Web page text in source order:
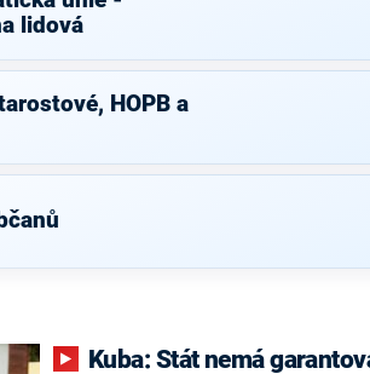
lidová
HOPB a